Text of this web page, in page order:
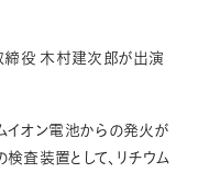
締役 木村建次郎が出演
イオン電池からの発火が
査装置として、リチウム